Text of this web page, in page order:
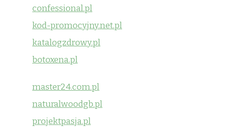
confessional.pl
kod-promocyjny.net.pl
katalogzdrowy.pl
botoxena.pl
master24.com.pl
naturalwoodgb.pl
projektpasja.pl